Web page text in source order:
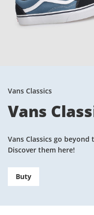
France
Vans Classics
Vans
Vans Classics go
Discover them here!
Buty